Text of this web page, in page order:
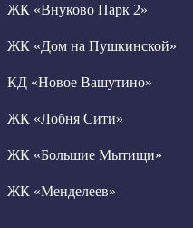
ЖК «Внуково Парк 2»
ЖК «Дом на Пушкинской»
КД «Новое Вашутино»
ЖК «Лобня Сити»
ЖК «Большие Мытищи»
ЖК «Менделеев»